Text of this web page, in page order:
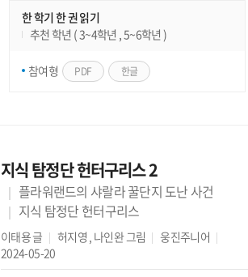
한 학기 한 권 읽기
추천 학년 ( 3~4학년 , 5~6학년 )
참여형 PDF 한글
지식 탐정단 헌터구리스 2
플라워랜드의 샤랄라 꿀단지 도난 사건
지식 탐정단 헌터구리스
이태용글 허지영 , 나인완그림
웅진주니어
2024-05-20